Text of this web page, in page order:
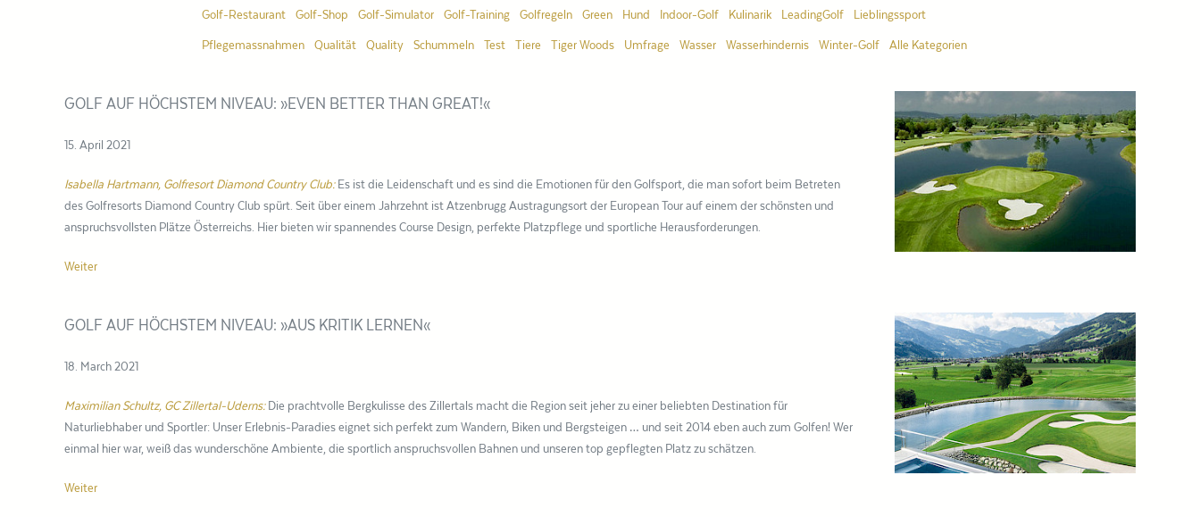
Golf-Restaurant Golf-Shop Golf-Simulator Golf-Training Golfregeln Green Hund Indoor-Golf Kulinarik LeadingGolf Lieblingssport
Pflegemassnahmen Qualität Quality Schummeln Test Tiere Tiger Woods Umfrage Wasser Wasserhindernis Winter-Golf Alle Kategorien
GOLF AUF HÖCHSTEM NIVEAU: »EVEN BETTER THAN GREAT!«
15. April 2021
Isabella Hartmann, Golfresort Diamond Country Club:Es ist die Leidenschaft und es sind die Emotionen für den Golfsport, die man sofort beim Betreten
des Golfresorts Diamond Country Club spürt. Seit über einem Jahrzehnt ist Atzenbrugg Austragungsort der European Tour auf einem der schönsten und
anspruchsvollsten Plätze Österreichs. Hier bieten wir spannendes Course Design, perfekte Platzpflege und sportliche Herausforderungen.
Weiter
GOLF AUF HÖCHSTEM NIVEAU: »AUS KRITIK LERNEN«
18. March 2021
Maximilian Schultz, GC Zillertal-Uderns:Die prachtvolle Bergkulisse des Zillertals macht die Region seit jeher zu einer beliebten Destination für
Naturliebhaber und Sportler: Unser Erlebnis-Paradies eignet sich perfekt zum Wandern, Biken und Bergsteigen … und seit 2014 eben auch zum Golfen! Wer
einmal hier war, weiß das wunderschöne Ambiente, die sportlich anspruchsvollen Bahnen und unseren top gepflegten Platz zu schätzen.
Weiter